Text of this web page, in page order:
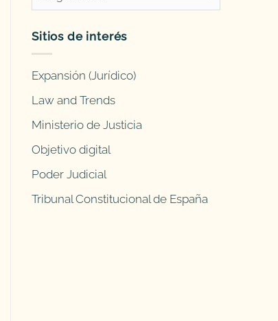
antiguas
Sitios de interés
Expansión (Jurídico)
Law and Trends
Ministerio de Justicia
Objetivo digital
Poder Judicial
Tribunal Constitucional de España